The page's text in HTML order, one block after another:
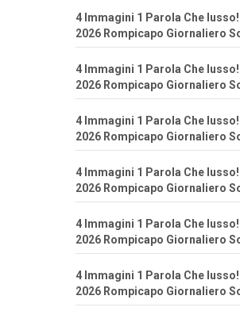
4 Immagini 1 Parola Che
2026 Rompicapo Giornaliero
4 Immagini 1 Parola Che
2026 Rompicapo Giornaliero
4 Immagini 1 Parola Che
2026 Rompicapo Giornaliero
4 Immagini 1 Parola Che
2026 Rompicapo Giornaliero
4 Immagini 1 Parola Che
2026 Rompicapo Giornaliero
4 Immagini 1 Parola Che
2026 Rompicapo Giornaliero